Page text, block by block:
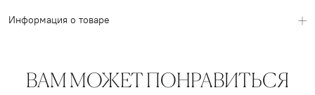
Информация о товаре
ВАМ МОЖЕТ ПОНРАВИТЬСЯ